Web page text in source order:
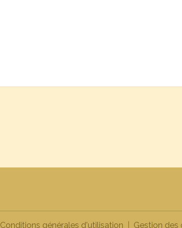
Conditions générales d'utilisation Gestion des